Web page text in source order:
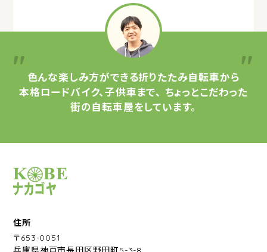
色んな楽しみ方ができる折りたたみ自転車から
本格ロードバイク、子供車まで、 ちょっとこだわった
街の自転車屋をしています。
サイクルショップナカゴヤ
住所
〒653-0051